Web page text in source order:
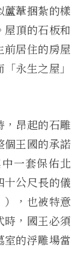
蘆葦捆紮的樣
頂的石板和
居住的房屋
永生之屋」
，昂起的石雕
個王國的承諾
一套保佑北
十公尺長的儀
），也被特意
時，國王必須
室的浮雕場當